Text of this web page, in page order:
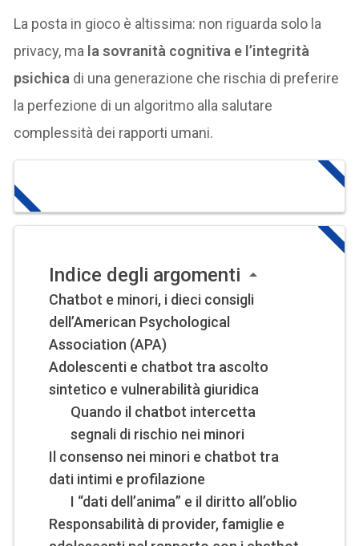
La posta in gioco è altissima: non riguarda solo la
privacy, ma la sovranità cognitiva e l’integrità
psichica di una generazione che rischia di preferire
la perfezione di un algoritmo alla salutare
complessità dei rapporti umani.
Indice degli argomenti
Chatbot e minori, i dieci consigli
dell’American Psychological
Association (APA)
Adolescenti e chatbot tra ascolto
sintetico e vulnerabilità giuridica
Quando il chatbot intercetta
segnali di rischio nei minori
Il consenso nei minori e chatbot tra
dati intimi e profilazione
I “dati dell’anima” e il diritto all’oblio
Responsabilità di provider, famiglie e